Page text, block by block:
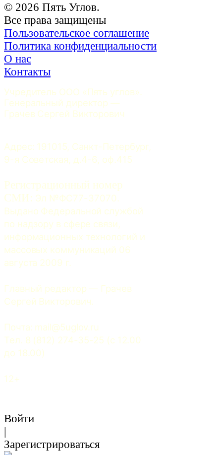
© 2026 Пять Углов.
Все права защищены
Пользовательское соглашение
Политика конфиденциальности
О нас
Контакты
Учредитель ООО «Пять углов».
Генеральный директор —
Грачев Сергей Викторович
Адрес: 191015, Санкт-Петербург,
9-я Советская, д.4-6, оф.415
Регистрационный номер
СМИ: Эл №ФС77-37070.
Выдано Федеральной службой
по надзору в сфере связи,
информационных технологий и
массовых коммуникаций 06
августа 2009 г.
Главный редактор — Грачев
Сергей Викторович.
Почта: mail@5uglov.ru
Тел. 8 (812) 274-35-25 (c 12.00
до 18.00)
12+
Войти
|
Зарегистрироваться